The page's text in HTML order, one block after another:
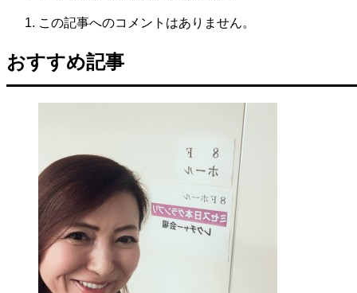
この記事へのコメントはありません。
おすすめ記事